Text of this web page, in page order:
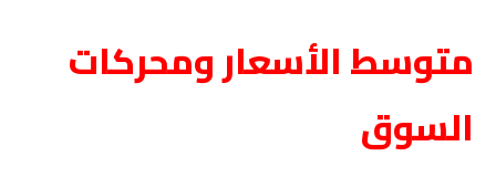
متوسط الأسعار ومحركات
السوق